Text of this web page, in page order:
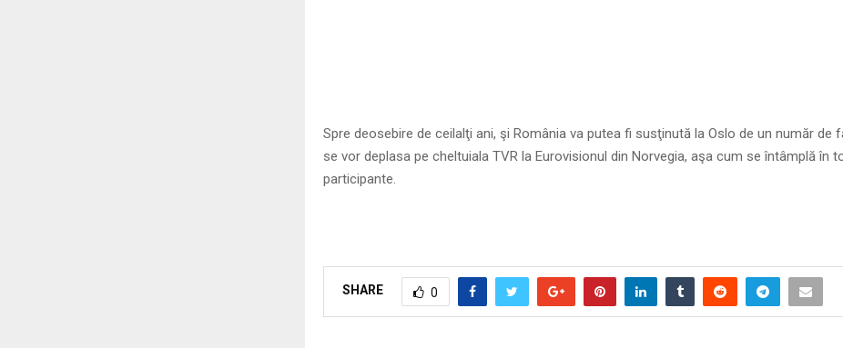
Spre deosebire de ceilalţi ani, şi România va putea fi susţinută la Oslo de un număr de
se vor deplasa pe cheltuiala TVR la Eurovisionul din Norvegia, aşa cum se întâmplă în
participante.
SHARE 0